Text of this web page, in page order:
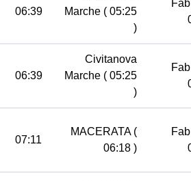
06:39
Marche ( 05:25
)
06:39
Civitanova
Marche ( 05:25
)
07:11
MACERATA (
06:18 )